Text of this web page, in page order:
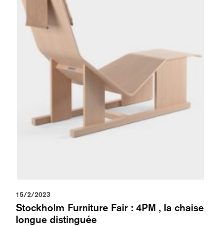
15/2/2023
Stockholm Furniture Fair : 4PM , la chaise
longue distinguée